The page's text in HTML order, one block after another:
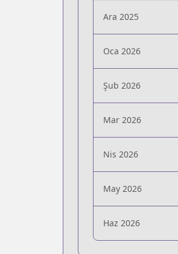
Ara 2025
Oca 2026
Şub 2026
Mar 2026
Nis 2026
May 2026
Haz 2026